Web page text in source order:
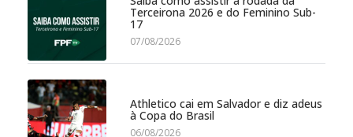
Terceirona 2026 e do Feminino Sub-
17
07/08/2026
Athletico cai em Salvador e diz adeus
à Copa do Brasil
06/08/2026